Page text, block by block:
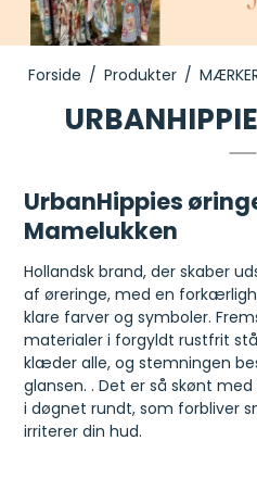
Forside / Produkter /
UrbanHippies
Mamelukken
Hollandsk brand, der skaber
af øreringe, med en
klare farver og symboler.
materialer i forgyldt rustfrit
klæder alle, og stemningen
glansen. . Det er så skønt
i døgnet rundt, som forbliver
irriterer din hud.